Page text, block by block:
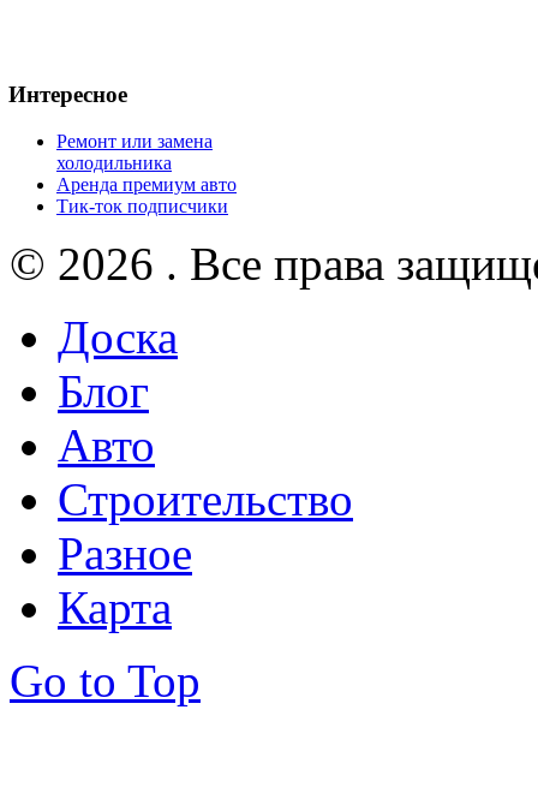
Интересное
Ремонт или замена
холодильника
Аренда премиум авто
Тик-ток подписчики
© 2026 . Все права
Доска
Блог
Авто
Строительство
Разное
Карта
Go to Top